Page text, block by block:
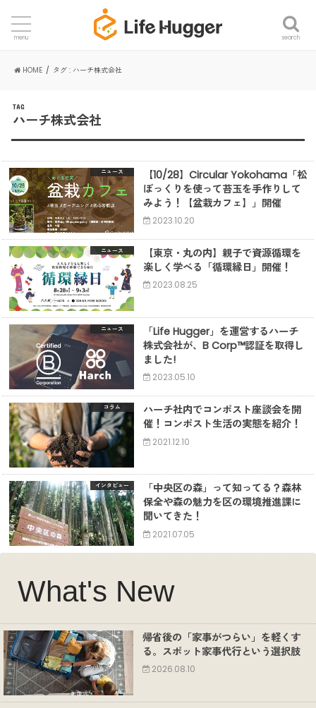
search
menu
HOME タグ : ハーチ株式会社
TAG
ハーチ株式会社
ニュース
【10/28】Circular Yokohama「松
ぼっくりを使って苔玉を手作りして
みよう！【盆栽カフェ】」開催
2023.10.20
ニュース
【東京・丸の内】親子で資源循環を
楽しく学べる「循環縁日」開催！
2023.08.25
ニュース
「Life Hugger」を運営するハーチ
株式会社が、B Corp™認証を取得し
ました!
2023.05.10
コラム
ハーチ社内でコンポスト座談会を開
催！コンポスト生活の実態を紹介！
2021.12.10
インタビュー
「中央区の森」って知ってる？森林
保全や森の魅力を区の環境推進課に
聞いてきた！
2021.07.05
What's New
帰省後の「家事がつらい」を軽くす
る。スポット家事代行という選択肢
2026.08.10